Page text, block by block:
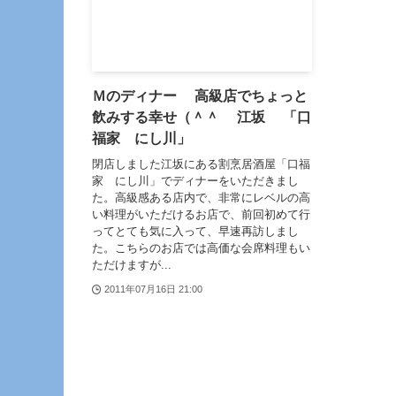
Ｍのディナー 高級店でちょっと
飲みする幸せ（＾＾ 江坂 「口
福家 にし川」
閉店しました江坂にある割烹居酒屋「口福
家 にし川」でディナーをいただきまし
た。高級感ある店内で、非常にレベルの高
い料理がいただけるお店で、前回初めて行
ってとても気に入って、早速再訪しまし
た。こちらのお店では高価な会席料理もい
ただけますが...
2011年07月16日 21:00